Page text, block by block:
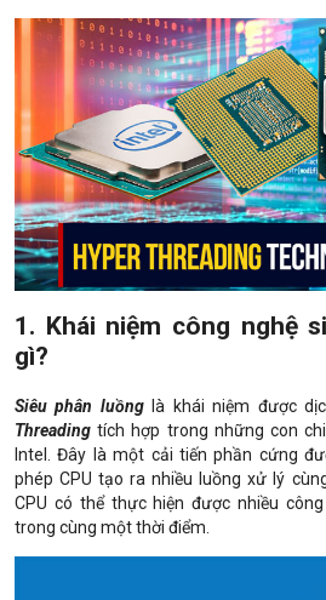
1. Khái niệm công nghệ
gì?
Siêu phân luồnglà khái niệm được
Threading tích hợp trong những con
Intel. Đây là một cải tiến phần cứng
phép CPU tạo ra nhiều luồng xử lý
CPU có thể thực hiện được nhiều
trong cùng một thời điểm.